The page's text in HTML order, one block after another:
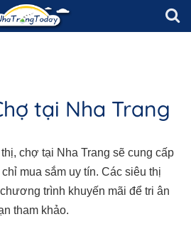
tại Nha Trang
chợ tại Nha Trang sẽ cung cấp
mua sắm uy tín. Các siêu thị
trình khuyến mãi để tri ân
tham khảo.